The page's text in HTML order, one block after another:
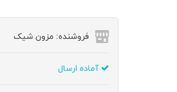
فروشنده: مزون شیک
آماده ارسال